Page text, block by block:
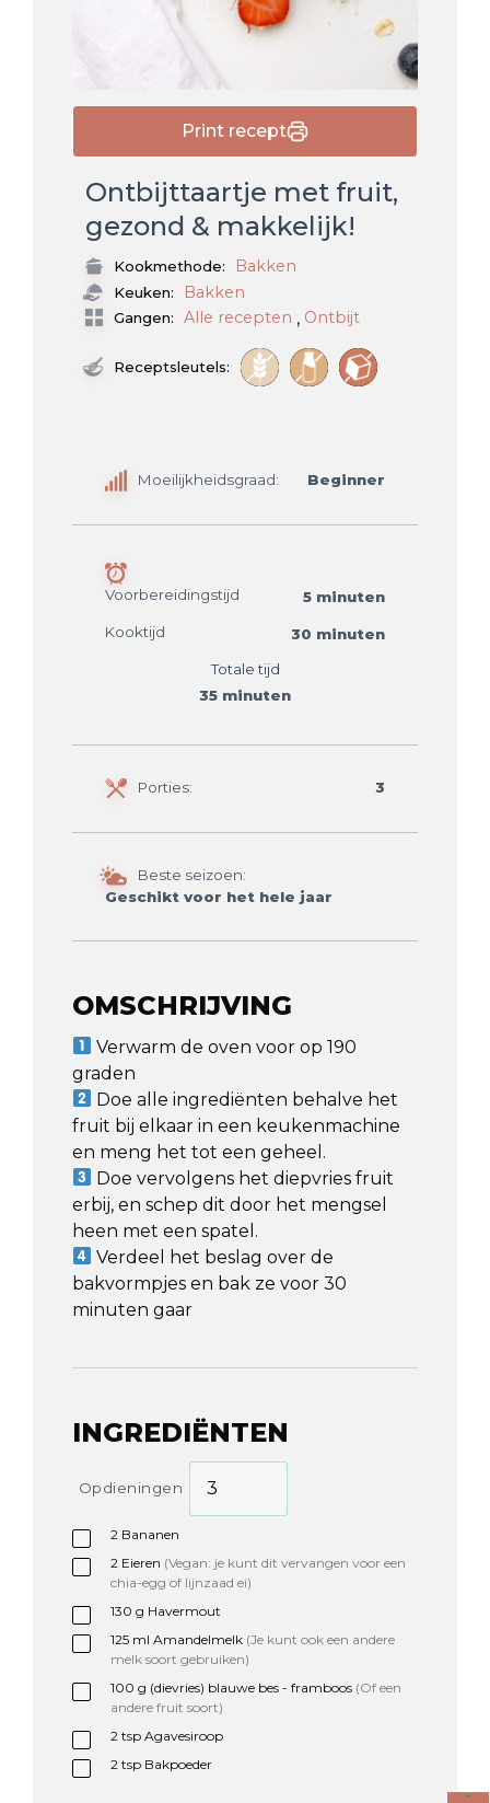
Print recept
Ontbijttaartje met fruit,
gezond & makkelijk!
Kookmethode: Bakken
Keuken: Bakken
Gangen: Alle recepten , Ontbijt
Receptsleutels:
Moeilijkheidsgraad: Beginner
Voorbereidingstijd
5 minuten
Kooktijd
30 minuten
Totale tijd
35 minuten
Porties: 3
Beste seizoen:
Geschikt voor het hele jaar
OMSCHRIJVING
Verwarm de oven voor op 190
graden⁠
Doe alle ingrediënten behalve het
fruit bij elkaar in een keukenmachine
en meng het tot een geheel. ⁠
Doe vervolgens het diepvries fruit
erbij, en schep dit door het mengsel
heen met een spatel. ⁠
Verdeel het beslag over de
bakvormpjes en bak ze voor 30
minuten gaar⁠
INGREDIËNTEN
Opdieningen
2 Bananen
2 Eieren (Vegan: je kunt dit vervangen voor een
chia-egg of lijnzaad ei)
130 g Havermout
125 ml Amandelmelk (Je kunt ook een andere
melk soort gebruiken)
100 g (dievries) blauwe bes - framboos (Of een
andere fruit soort)
2 tspAgavesiroop
2 tspBakpoeder